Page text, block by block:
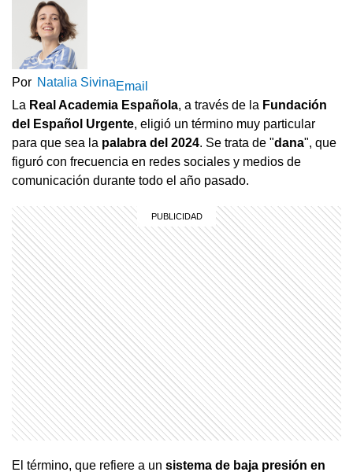
Por Natalia SivinaEmail
La Real Academia Española, a través de la Fundación
del Español Urgente, eligió un término muy particular
para que sea la palabra del 2024. Se trata de "dana", que
figuró con frecuencia en redes sociales y medios de
comunicación durante todo el año pasado.
El término, que refiere a un sistema de baja presión en